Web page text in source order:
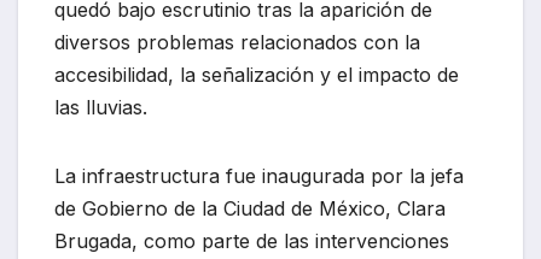
quedó bajo escrutinio tras la aparición de
diversos problemas relacionados con la
accesibilidad, la señalización y el impacto de
las lluvias.
La infraestructura fue inaugurada por la jefa
de Gobierno de la Ciudad de México, Clara
Brugada, como parte de las intervenciones